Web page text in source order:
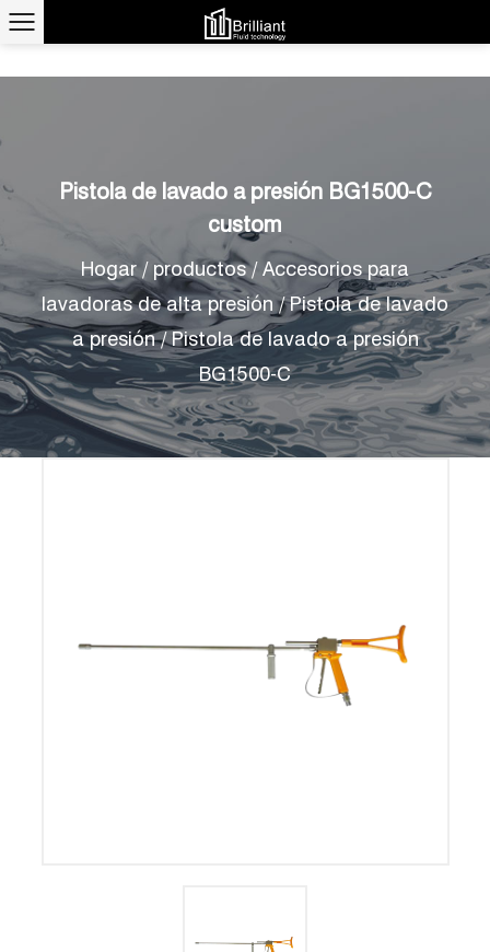
Pistola de lavado a presión BG1500-C
custom
Hogar / productos/Accesorios para
lavadoras de alta presión/Pistola de lavado
a presión/Pistola de lavado a presión
BG1500-C